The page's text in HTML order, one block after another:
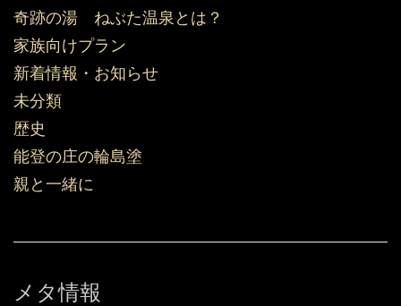
奇跡の湯 ねぶた温泉とは？
家族向けプラン
新着情報・お知らせ
未分類
歴史
能登の庄の輪島塗
親と一緒に
メタ情報